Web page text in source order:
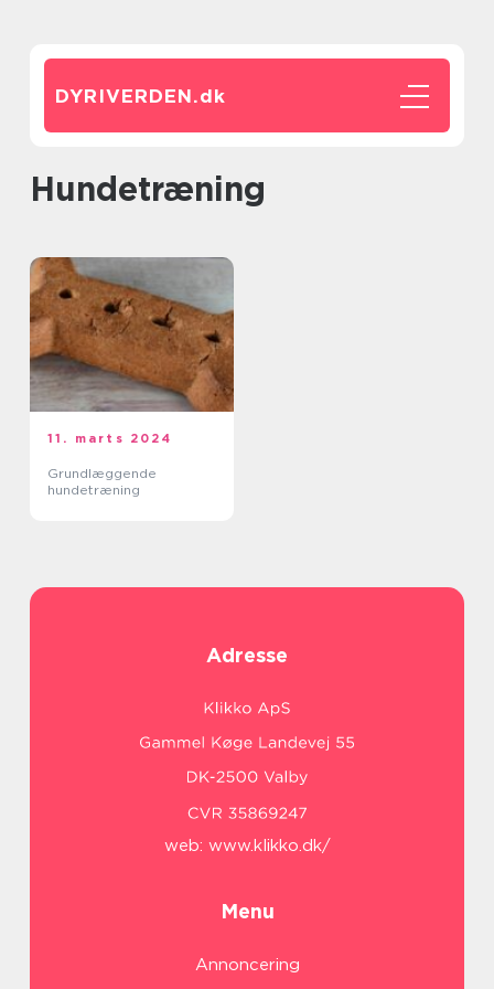
DYRIVERDEN.dk
hundetræning
11. marts 2024
Grundlæggende
hundetræning
Adresse
web: www.klikko.dk/
Menu
Annoncering